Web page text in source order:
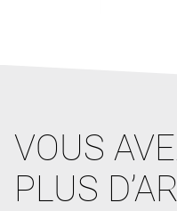
VOUS
PLUS